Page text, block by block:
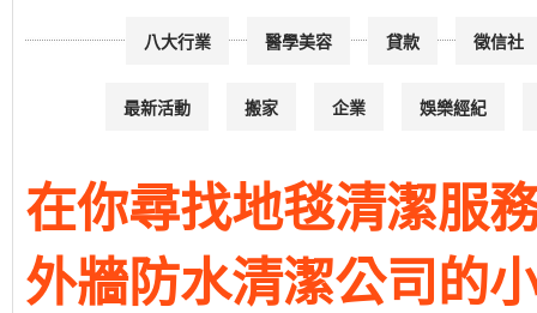
徵信社
貸款
醫學美容
八大行業
娛樂經紀
企業
搬家
最新活動
在你尋找地毯清潔服
外牆防水清潔公司的